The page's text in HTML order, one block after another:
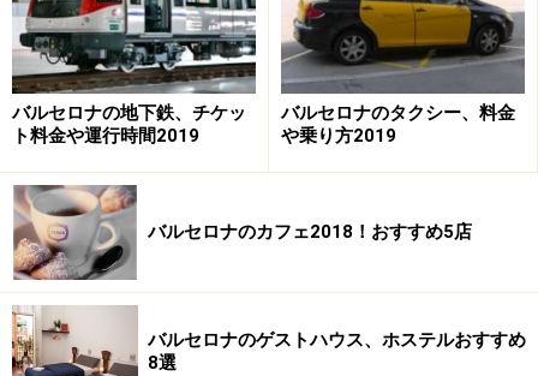
英語で「タイヤの上のハム」という店名の由来は、店に
入れば一目で分かるでしょう。壁に飾られた自転車、カ
ウンター席の椅子はところどころ自転車のサドルになっ
ており、床には自転車道の標識が描かれています。自転
車メーカーが協賛する店であることと、自転車競技がス
ペインで人気のスポーツだからです。
バルセロナの地下鉄、チケッ
ト料金や運行時間2019
バルセロナのタクシー、料金
や乗り方2019
バルセロナのカフェ2018！おすすめ5店
バルセロナのゲストハウス、ホステルおすすめ
8選